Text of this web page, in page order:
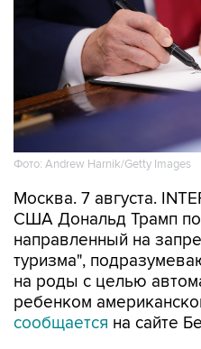
Фото: Andrew Harnik/Getty Images
Москва. 7 августа.
США Дональд Трамп
направленный на
туризма",
на роды с целью
ребенком
сообщается на сайте